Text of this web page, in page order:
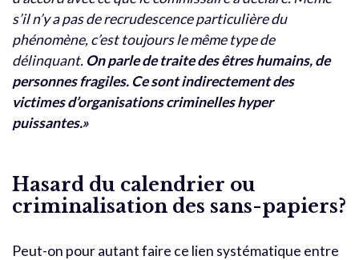
s’il n’y a pas de recrudescence particulière du
phénomène, c’est toujours le même type de
délinquant. On parle de traite des êtres humains, de
personnes fragiles. Ce sont indirectement des
victimes d’organisations criminelles hyper
puissantes.»
Hasard du calendrier ou
criminalisation des sans-papiers?
Peut-on pour autant faire ce lien systématique entre